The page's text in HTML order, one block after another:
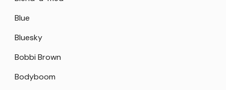
Blue
Bluesky
Bobbi Brown
Bodyboom